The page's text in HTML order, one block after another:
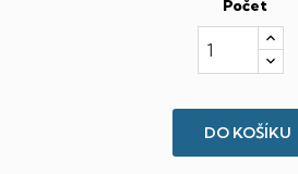
Počet
DO KOŠÍKU